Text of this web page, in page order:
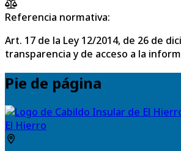
Referencia normativa:
Art. 17 de la Ley 12/2014, de 26 de
transparencia y de acceso a la
Pie de página
El Hierro